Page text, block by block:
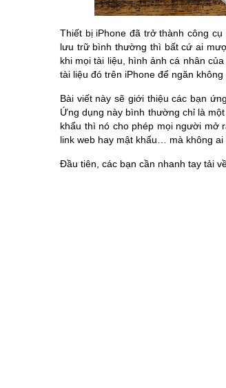
Thiết bị iPhone đã trở thành công
lưu trữ bình thường thì bất cứ ai
khi mọi tài liệu, hình ảnh cá nhân
tài liệu đó trên iPhone để ngăn
Bài viết này sẽ giới thiệu các bạn
Ứng dụng này bình thường chỉ là
khẩu thì nó cho phép mọi người mở
link web hay mật khẩu… mà không ai
Đầu tiên, các bạn cần nhanh tay tải